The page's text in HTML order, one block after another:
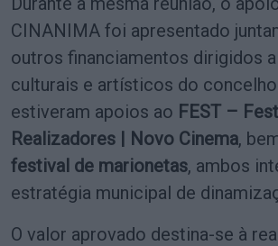
CINANIMA foi apresentado
outros financiamentos dirigidos
culturais e artísticos do
estiveram apoios ao FEST –
Realizadores | Novo Cinema,
festival de marionetas, ambos
estratégia municipal de
O valor aprovado destina-se à